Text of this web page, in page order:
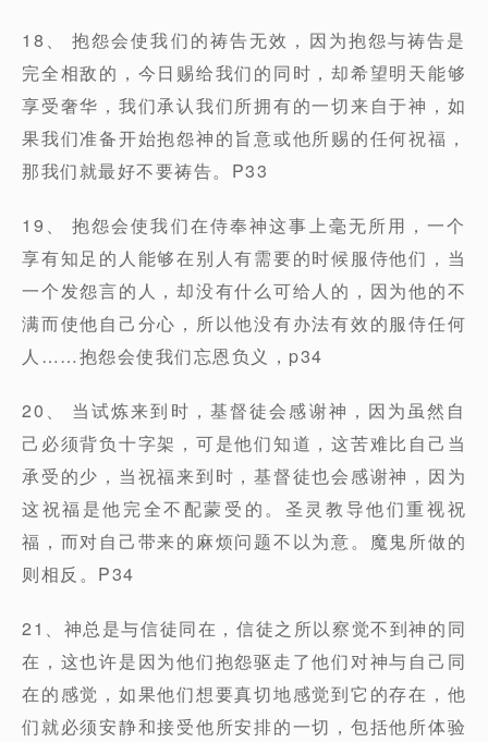
18、 抱怨会使我们的祷告无效，因为抱怨与祷告是
完全相敌的，今日赐给我们的同时，却希望明天能够
享受奢华，我们承认我们所拥有的一切来自于神，如
果我们准备开始抱怨神的旨意或他所赐的任何祝福，
那我们就最好不要祷告。P33
19、 抱怨会使我们在侍奉神这事上毫无所用，一个
享有知足的人能够在别人有需要的时候服侍他们，当
一个发怨言的人，却没有什么可给人的，因为他的不
满而使他自己分心，所以他没有办法有效的服侍任何
人……抱怨会使我们忘恩负义，p34
20、 当试炼来到时，基督徒会感谢神，因为虽然自
己必须背负十字架，可是他们知道，这苦难比自己当
承受的少，当祝福来到时，基督徒也会感谢神，因为
这祝福是他完全不配蒙受的。圣灵教导他们重视祝
福，而对自己带来的麻烦问题不以为意。魔鬼所做的
则相反。P34
21、神总是与信徒同在，信徒之所以察觉不到神的同
在，这也许是因为他们抱怨驱走了他们对神与自己同
在的感觉，如果他们想要真切地感觉到它的存在，他
们就必须安静和接受他所安排的一切，包括他所体验